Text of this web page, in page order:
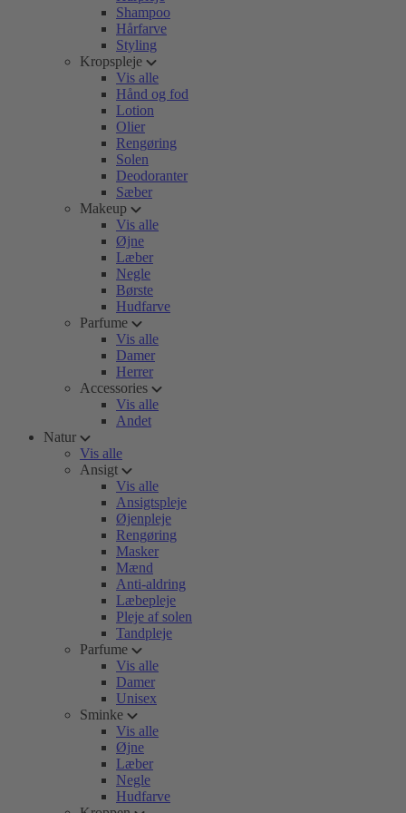
Shampoo
Hårfarve
Styling
Kropspleje
Vis alle
Hånd og fod
Lotion
Olier
Rengøring
Solen
Deodoranter
Sæber
Makeup
Vis alle
Øjne
Læber
Negle
Børste
Hudfarve
Parfume
Vis alle
Damer
Herrer
Accessories
Vis alle
Andet
Natur
Vis alle
Ansigt
Vis alle
Ansigtspleje
Øjenpleje
Rengøring
Masker
Mænd
Anti-aldring
Læbepleje
Pleje af solen
Tandpleje
Parfume
Vis alle
Damer
Unisex
Sminke
Vis alle
Øjne
Læber
Negle
Hudfarve